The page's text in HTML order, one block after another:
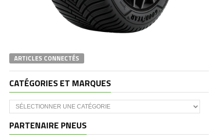
ARTICLES CONNECTÉS
CATÉGORIES ET MARQUES
Catégories
et
PARTENAIRE PNEUS